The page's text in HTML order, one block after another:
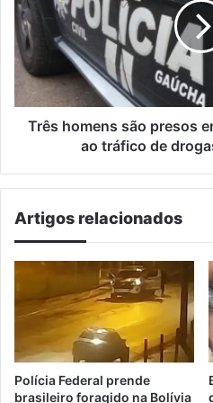
presos
em
operação
de
combate
ao
tráfico
Três homens são presos
ao tráfico de
Artigos relacionados
Polícia Federal prende
brasileiro foragido na Bolívia